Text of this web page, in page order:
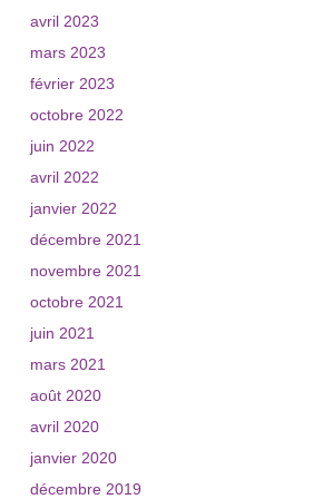
avril 2023
mars 2023
février 2023
octobre 2022
juin 2022
avril 2022
janvier 2022
décembre 2021
novembre 2021
octobre 2021
juin 2021
mars 2021
août 2020
avril 2020
janvier 2020
décembre 2019